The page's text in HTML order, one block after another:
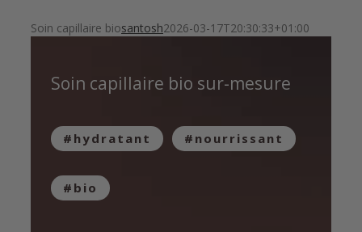
Soin capillaire biosantosh2026-03-17T20:30:33+01:00
Soin capillaire bio sur-mesure
#hydratant #nourrissant
#bio